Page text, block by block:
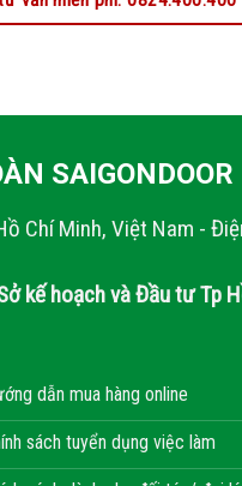
SAIGONDOOR
Chí Minh, Việt Nam -
kế hoạch và Đầu tư Tp
dẫn mua hàng online
sách tuyển dụng việc làm